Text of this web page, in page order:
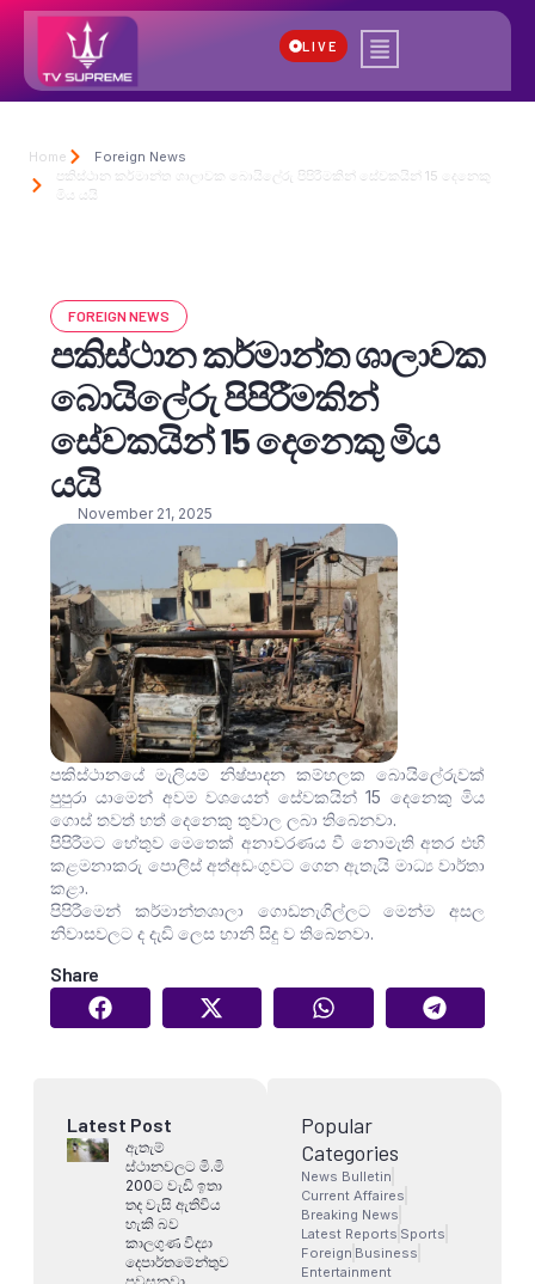
LIVE
Home
Foreign News
පකිස්ථාන කර්මාන්ත ශාලාවක බොයිලේරු පිපිරීමකින් සේවකයින් 15 දෙනෙකු
මිය යයි
FOREIGN NEWS
පකිස්ථාන කර්මාන්ත ශාලාවක
බොයිලේරු පිපිරීමකින්
සේවකයින් 15 දෙනෙකු මිය
යයි
November 21, 2025
පකිස්ථානයේ මැලියම් නිෂ්පාදන කම්හලක බොයිලේරුවක්
පුපුරා යාමෙන් අවම වශයෙන් සේවකයින් 15 දෙනෙකු මිය
ගොස් තවත් හත් දෙනෙකු තුවාල ලබා තිබෙනවා.
පිපිරීමට හේතුව මෙතෙක් අනාවරණය වී නොමැති අතර එහි
කළමනාකරු පොලිස් අත්අඩංගුවට ගෙන ඇතැයි මාධ්‍ය වාර්තා
කළා.
පිපිරීමෙන් කර්මාන්තශාලා ගොඩනැගිල්ලට මෙන්ම අසල
නිවාසවලට ද දැඩි ලෙස හානි සිදු ව තිබෙනවා.
Share
Latest Post
ඇතැම්
ස්ථානවලට මි.මි
200ට වැඩි ඉතා
තද වැසි ඇතිවිය
හැකි බව
කාලගුණ විද්‍යා
දෙපාර්තමේන්තුව
Popular
Categories
News Bulletin
Current Affaires
Breaking News
Latest Reports Sports
Foreign Business
Entertainment